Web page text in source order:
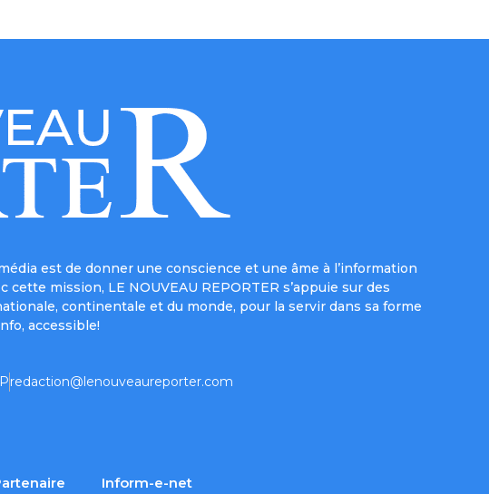
est de donner une conscience et une âme à l’information
mission, LE NOUVEAU REPORTER s’appuie sur des
continentale et du monde, pour la servir dans sa forme
accessible!
redaction@lenouveaureporter.com
Inform-e-net